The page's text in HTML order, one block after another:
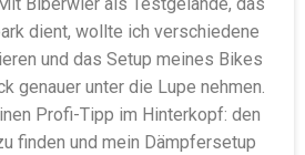
dient, wollte ich verschiedene
und das Setup meines Bikes
genauer unter die Lupe nehmen.
Profi-Tipp im Hinterkopf: den
finden und mein Dämpfersetup